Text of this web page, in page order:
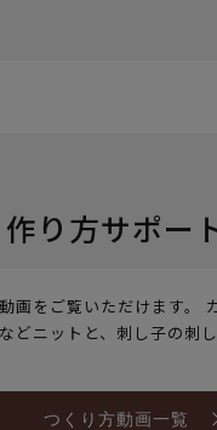
作り方サポー
画をご覧いただけます。
どニットと、刺し子の刺
つくり方動画一覧